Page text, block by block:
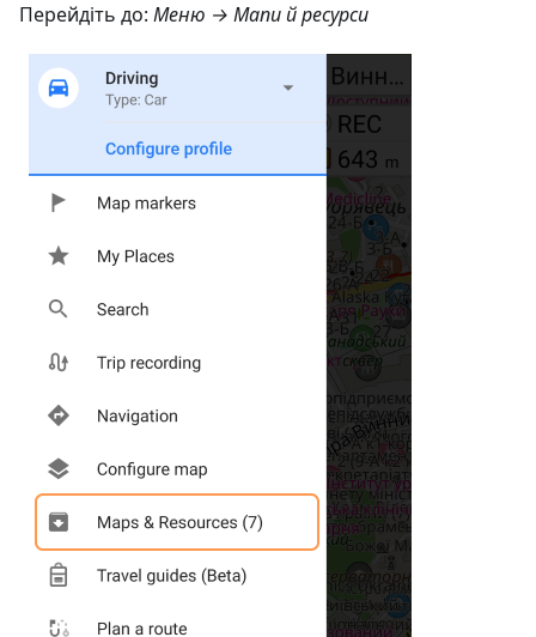
Перейдіть до: Меню → Мапи й ресурси